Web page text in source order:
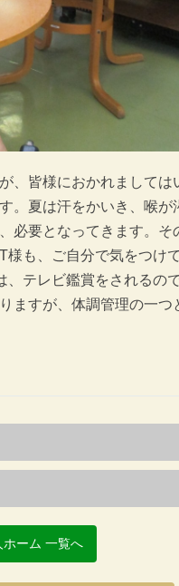
皆様におかれましては
。夏は汗をかいき、喉が
必要となってきます。そ
も、ご自分で気をつけ
テレビ鑑賞をされるの
ますが、体調管理の一つ
ホーム 一覧へ